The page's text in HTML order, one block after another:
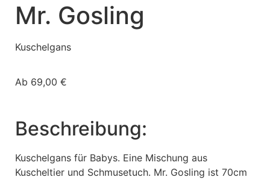
Mr. Gosling
Kuschelgans
Ab 69,00 €
Beschreibung:
Kuschelgans für Babys. Eine Mischung aus
Kuscheltier und Schmusetuch. Mr. Gosling ist 70cm